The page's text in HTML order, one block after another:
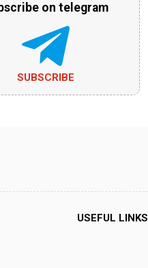
on telegram
SUBSCRIBE
USEFUL LINKS